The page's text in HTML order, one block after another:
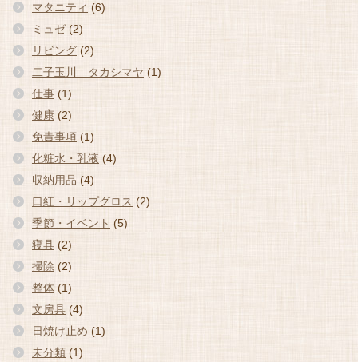
マタニティ (6)
ミュゼ(2)
リビング (2)
二子玉川 タカシマヤ (1)
仕事 (1)
健康 (2)
免責事項 (1)
化粧水・乳液 (4)
収納用品 (4)
口紅・リップグロス (2)
季節・イベント (5)
寝具 (2)
掃除 (2)
整体 (1)
文房具 (4)
日焼け止め (1)
未分類 (1)